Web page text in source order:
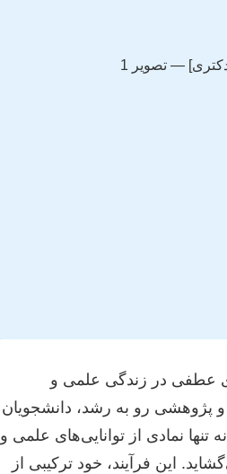
عطفی در زندگی علمی و
رو به رشد، دانشجویان
تنها نمادی از توانایی‌های علمی و
این فرآیند، خود ترکیبی از